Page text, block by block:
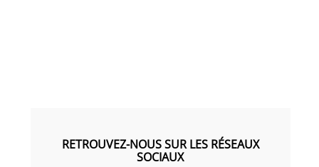
RETROUVEZ-NOUS SUR LES RÉSEAUX
SOCIAUX